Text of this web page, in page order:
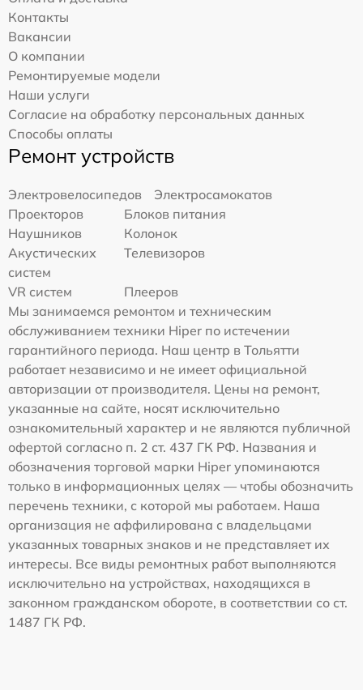
Контакты
Вакансии
О компании
Ремонтируемые модели
Наши услуги
Согласие на обработку персональных данных
Способы оплаты
Ремонт устройств
Электровелосипедов
Электросамокатов
Проекторов
Блоков питания
Наушников
Колонок
Акустических
систем
Телевизоров
VR систем
Плееров
Мы занимаемся ремонтом и техническим
обслуживанием техники Hiper по истечении
гарантийного периода. Наш центр в Тольятти
работает независимо и не имеет официальной
авторизации от производителя. Цены на ремонт,
указанные на сайте, носят исключительно
ознакомительный характер и не являются публичной
офертой согласно п. 2 ст. 437 ГК РФ. Названия и
обозначения торговой марки Hiper упоминаются
только в информационных целях — чтобы обозначить
перечень техники, с которой мы работаем. Наша
организация не аффилирована с владельцами
указанных товарных знаков и не представляет их
интересы. Все виды ремонтных работ выполняются
исключительно на устройствах, находящихся в
законном гражданском обороте, в соответствии со ст.
1487 ГК РФ.